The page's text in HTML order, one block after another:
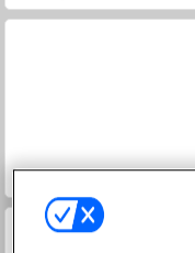
World War 2 Shooter